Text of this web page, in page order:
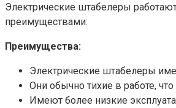
Электрические штабелеры
преимуществами:
Преимущества:
Электрические штабелеры
Они обычно тихие в работе,
Имеют более низкие